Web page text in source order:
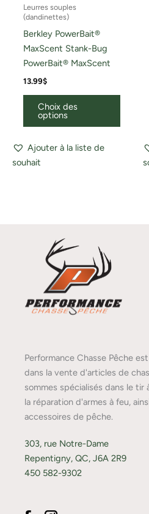
Leurres souples
(dandinettes)
Berkley PowerBait®
MaxScent Stank-Bug
PowerBait® MaxScent
13.99$
Choix des
options
Ajouter à la liste de
souhait
Performance Chasse Pêche
dans la vente d'articles de
sommes spécialisés dans le tir
la réparation d'armes à feu,
accessoires de pêche.
303, rue Notre-Dame
Repentigny, QC, J6A 2R9
450 582-9302